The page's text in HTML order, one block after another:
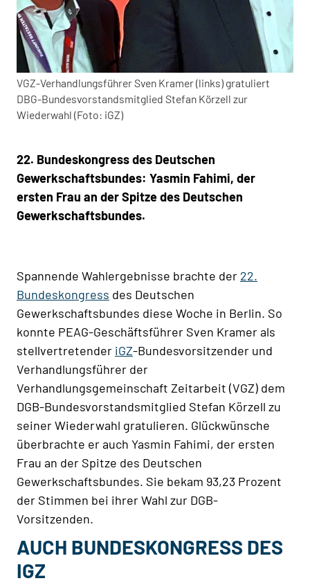
VGZ-Verhandlungsführer Sven Kramer (links) gratuliert
DBG-Bundesvorstandsmitglied Stefan Körzell zur
Wiederwahl (Foto: iGZ)
22. Bundeskongress des Deutschen
Gewerkschaftsbundes: Yasmin Fahimi, der
ersten Frau an der Spitze des Deutschen
Gewerkschaftsbundes.
Spannende Wahlergebnisse brachte der 22.
Bundeskongress des Deutschen
Gewerkschaftsbundes diese Woche in Berlin. So
konnte PEAG-Geschäftsführer Sven Kramer als
stellvertretender iGZ-Bundesvorsitzender und
Verhandlungsführer der
Verhandlungsgemeinschaft Zeitarbeit (VGZ) dem
DGB-Bundesvorstandsmitglied Stefan Körzell zu
seiner Wiederwahl gratulieren. Glückwünsche
überbrachte er auch Yasmin Fahimi, der ersten
Frau an der Spitze des Deutschen
Gewerkschaftsbundes. Sie bekam 93,23 Prozent
der Stimmen bei ihrer Wahl zur DGB-
Vorsitzenden.
AUCH BUNDESKONGRESS DES
IGZ